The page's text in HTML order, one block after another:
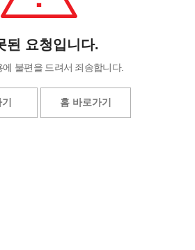
된 요청입니다.
불편을 드려서 죄송합니다.
홈 바로가기